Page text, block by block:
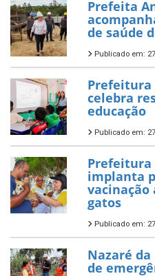
Prefeita
de saúde
Publicado em:
Prefeitura
celebra
educação
Publicado em:
Prefeitura
implanta
vacinação
gatos
Publicado em:
Nazaré
de